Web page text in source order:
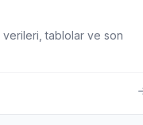
verileri, tablolar ve son